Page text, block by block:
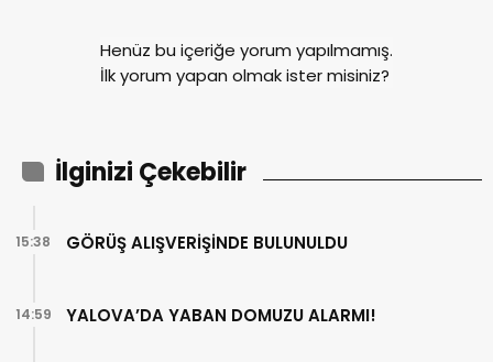
Henüz bu içeriğe yorum yapılmamış.
İlk yorum yapan olmak ister misiniz?
İlginizi Çekebilir
GÖRÜŞ ALIŞVERİŞİNDE BULUNULDU
15:38
YALOVA’DA YABAN DOMUZU ALARMI!
14:59